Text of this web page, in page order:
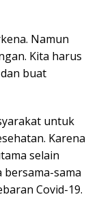
Namun
Kita harus
buat
untuk
Karena
selain
bersama-sama
Covid-19.